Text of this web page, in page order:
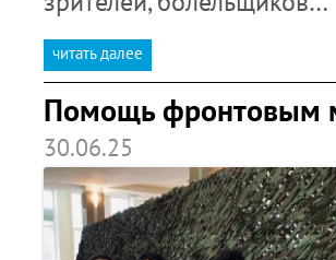
читать далее
Помощь фронтовым
30.06.25